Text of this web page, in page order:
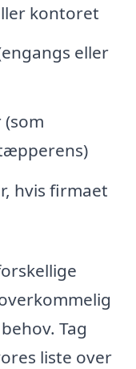
kontoret
eller
(som
hvis firmaet
Tag
liste over